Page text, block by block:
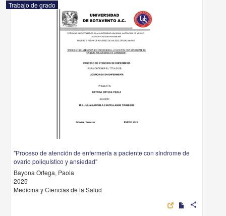
Trabajo de grado
"Proceso de atención de enfermería a paciente con síndrome de
ovario poliquístico y ansiedad"
Bayona Ortega, Paola
2025
Medicina y Ciencias de la Salud
share